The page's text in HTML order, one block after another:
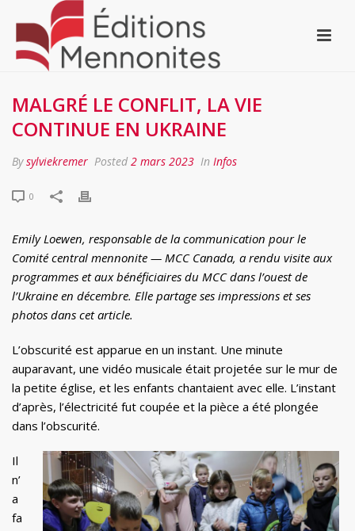
MALGRÉ LE CONFLIT, LA VIE
CONTINUE EN UKRAINE
Bysylviekremer Posted 2 mars 2023 In Infos
0
Emily Loewen, responsable de la communication pour le
Comité central mennonite — MCC Canada, a rendu visite aux
programmes et aux bénéficiaires du MCC dans l’ouest de
l’Ukraine en décembre. Elle partage ses impressions et ses
photos dans cet article.
L’obscurité est apparue en un instant. Une minute
auparavant, une vidéo musicale était projetée sur le mur de
la petite église, et les enfants chantaient avec elle. L’instant
d’après, l’électricité fut coupée et la pièce a été plongée
dans l’obscurité.
Il
n’
a
fa